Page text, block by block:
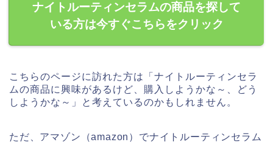
ナイトルーティンセラムの商品を探して
いる方は今すぐこちらをクリック
こちらのページに訪れた方は「ナイトルーティンセラ
ムの商品に興味があるけど、購入しようかな～、どう
しようかな～」と考えているのかもしれません。
ただ、アマゾン（amazon）でナイトルーティンセラム